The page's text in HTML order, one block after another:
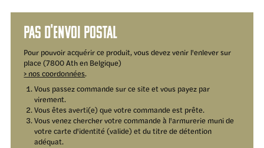
Pas d'envoi postal
Pour pouvoir acquérir ce produit, vous devez venir l'enlever sur
place (7800 Ath en Belgique)
> nos coordonnées.
Vous passez commande sur ce site et vous payez par
virement.
Vous êtes averti(e) que votre commande est prête.
Vous venez chercher votre commande à l'armurerie muni de
votre carte d'identité (valide) et du titre de détention
adéquat.